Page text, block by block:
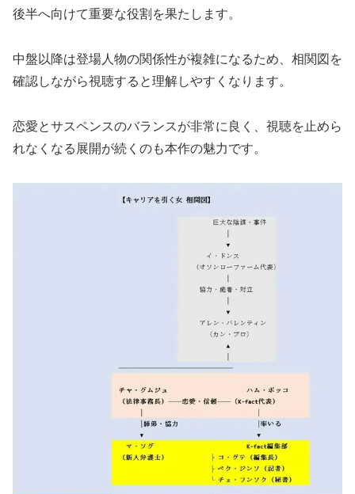
後半へ向けて重要な役割を果たします。
中盤以降は登場人物の関係性が複雑になるため、相関図を
確認しながら視聴すると理解しやすくなります。
恋愛とサスペンスのバランスが非常に良く、視聴を止めら
れなくなる展開が続くのも本作の魅力です。